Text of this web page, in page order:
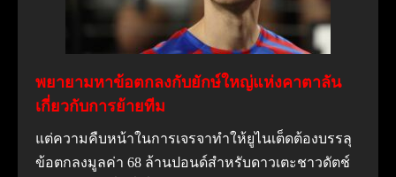
พยายามหาข้อตกลงกับยักษ์ใหญ่แห่งคาตาลัน
เกี่ยวกับการย้ายทีม
แต่ความคืบหน้าในการเจรจาทําให้ยูไนเต็ดต้องบรรลุ
ข้อตกลงมูลค่า 68 ล้านปอนด์สําหรับดาวเตะชาวดัตช์